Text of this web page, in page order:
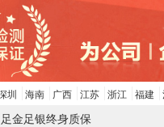
圳 海南 广西 江苏 浙江 福建
金足银终身质保